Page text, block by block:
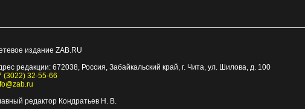
издание ZAB.RU
редакции: 672038, Россия, Забайкальский край, г. Чита, ул. Шилова, д. 100
(3022) 32-55-66
редактор Кондратьев Н. В.